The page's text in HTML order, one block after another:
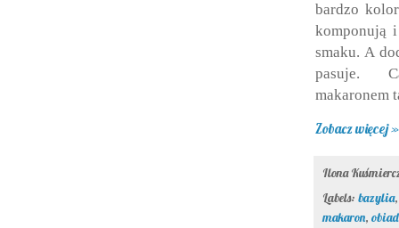
bardzo
komponują i
smaku. A
pasuje.
makaronem
Zobacz więcej »
Ilona
Labels: bazylia
makaron, obiad